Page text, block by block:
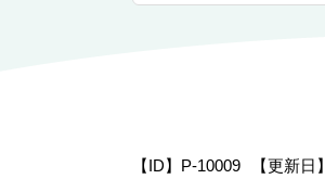
【ID】 P-10009 【更新日】